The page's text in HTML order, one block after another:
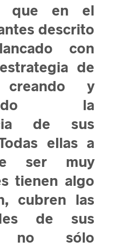
que en el
descrito
con
de
creando y
la
de sus
ellas a
ser muy
tienen algo
cubren las
de sus
no sólo